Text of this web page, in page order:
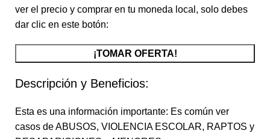
ver el precio y comprar en tu moneda local, solo debes
dar clic en este botón:
¡TOMAR OFERTA!
Descripción y Beneficios:
Esta es una información importante: Es común ver
casos de ABUSOS, VIOLENCIA ESCOLAR, RAPTOS y